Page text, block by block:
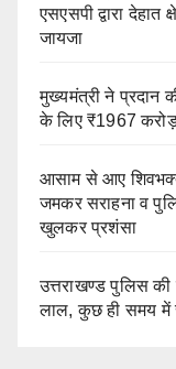
एसएसपी द्वारा
जायजा
मुख्यमंत्री ने प्रदान
के लिए ₹1967 करोड़
आसाम से आए
जमकर सराहना व
खुलकर प्रशंसा
उत्तराखण्ड पुलिस की
लाल, कुछ ही समय में